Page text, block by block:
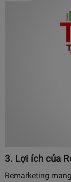
3. Lợi ích của
Remarketing